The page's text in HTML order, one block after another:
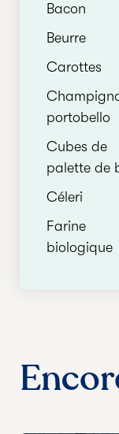
Bacon
Beurre
Carottes
portobello
Cubes de
palette de
Céleri
Farine
biologique